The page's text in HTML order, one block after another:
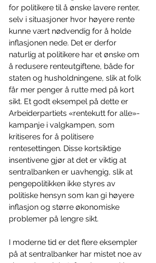
for politikere til å ønske lavere renter,
selv i situasjoner hvor høyere rente
kunne vært nødvendig for å holde
inflasjonen nede. Det er derfor
naturlig at politikere har et ønske om
å redusere renteutgiftene, både for
staten og husholdningene, slik at folk
får mer penger å rutte med på kort
sikt. Et godt eksempel på dette er
Arbeiderpartiets «rentekutt for alle»-
kampanje i valgkampen, som
kritiseres for å politisere
rentesettingen. Disse kortsiktige
insentivene gjør at det er viktig at
sentralbanken er uavhengig, slik at
pengepolitikken ikke styres av
politiske hensyn som kan gi høyere
inflasjon og større økonomiske
problemer på lengre sikt.
I moderne tid er det flere eksempler
på at sentralbanker har mistet noe av